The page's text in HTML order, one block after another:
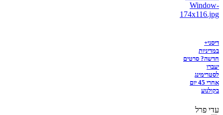
דיסני+
במדיניות
חדשה? סרטים
יעברו
לסטרימינג
אחרי 45 יום
בקולנוע
עדי פרל